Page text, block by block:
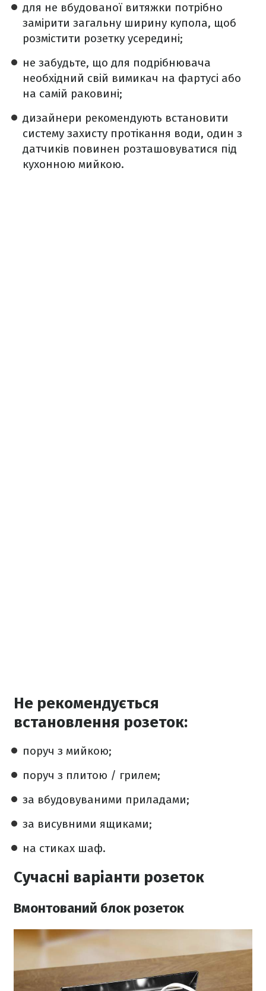
для не вбудованої витяжки потрібно
замірити загальну ширину купола, щоб
розмістити розетку усередині;
не забудьте, що для подрібнювача
необхідний свій вимикач на фартусі або
на самій раковині;
дизайнери рекомендують встановити
систему захисту протікання води, один з
датчиків повинен розташовуватися під
кухонною мийкою.
Не рекомендується
встановлення розеток:
поруч з мийкою;
поруч з плитою / грилем;
за вбудовуваними приладами;
за висувними ящиками;
на стиках шаф.
Сучасні варіанти розеток
Вмонтований блок розеток